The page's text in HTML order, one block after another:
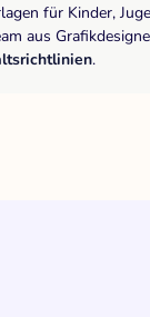
für Kinder,
aus
.